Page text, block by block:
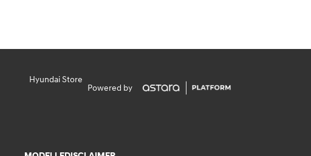
Hyundai Store
Powered by